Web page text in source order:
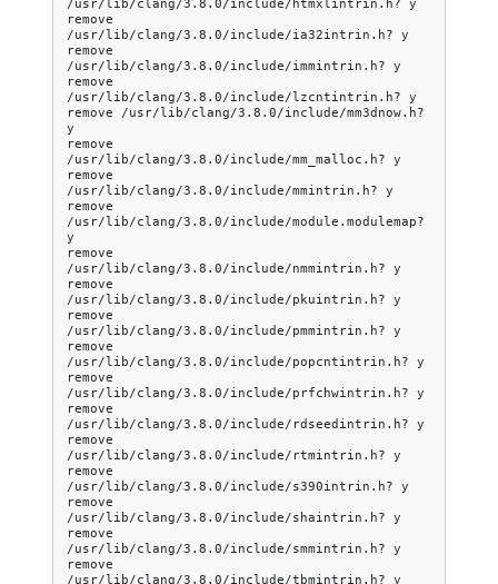
/usr/lib/clang/3.8.0/include/htmxlintrin.h? y
remove
/usr/lib/clang/3.8.0/include/ia32intrin.h? y
remove
/usr/lib/clang/3.8.0/include/immintrin.h? y
remove
/usr/lib/clang/3.8.0/include/lzcntintrin.h? y
remove
/usr/lib/clang/3.8.0/include/mm3dnow.h?
y
remove
/usr/lib/clang/3.8.0/include/mm_malloc.h? y
remove
/usr/lib/clang/3.8.0/include/mmintrin.h? y
remove
/usr/lib/clang/3.8.0/include/module.modulemap?
y
remove
/usr/lib/clang/3.8.0/include/nmmintrin.h? y
remove
/usr/lib/clang/3.8.0/include/pkuintrin.h? y
remove
/usr/lib/clang/3.8.0/include/pmmintrin.h? y
remove
/usr/lib/clang/3.8.0/include/popcntintrin.h? y
remove
/usr/lib/clang/3.8.0/include/prfchwintrin.h? y
remove
/usr/lib/clang/3.8.0/include/rdseedintrin.h? y
remove
/usr/lib/clang/3.8.0/include/rtmintrin.h? y
remove
/usr/lib/clang/3.8.0/include/s390intrin.h? y
remove
/usr/lib/clang/3.8.0/include/shaintrin.h? y
remove
/usr/lib/clang/3.8.0/include/smmintrin.h? y
remove
/usr/lib/clang/3.8.0/include/tbmintrin.h? y